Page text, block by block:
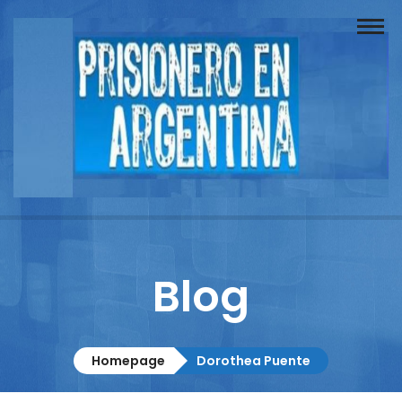
Buscador
Documentos
Columnistas
Contacto
Blog
Homepage Dorothea Puente